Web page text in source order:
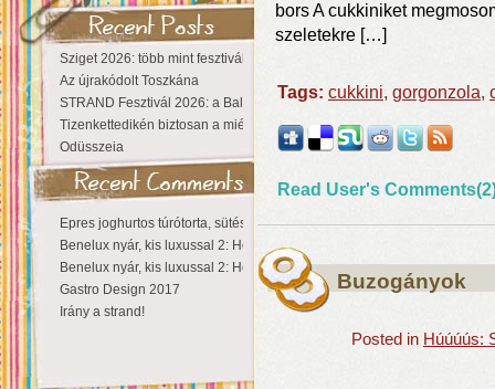
Sziget 2026: több mint fesztivál, egy városnyi élmény
Az újrakódolt Toszkána
STRAND Fesztivál 2026: a Balaton partján a nyár még tart!
Tizenkettedikén biztosan a miénk a Sziget!
Odüsszeia
Epres joghurtos túrótorta, sütés nélkül
Benelux nyár, kis luxussal 2: Hollandia
Benelux nyár, kis luxussal 2: Hollandia
Gastro Design 2017
Irány a strand!
bors A cukkiniket
szeletekre […]
Tags: cukkini, gorgonzola,
Read User's
Buzogányok
Posted in Húúúús: